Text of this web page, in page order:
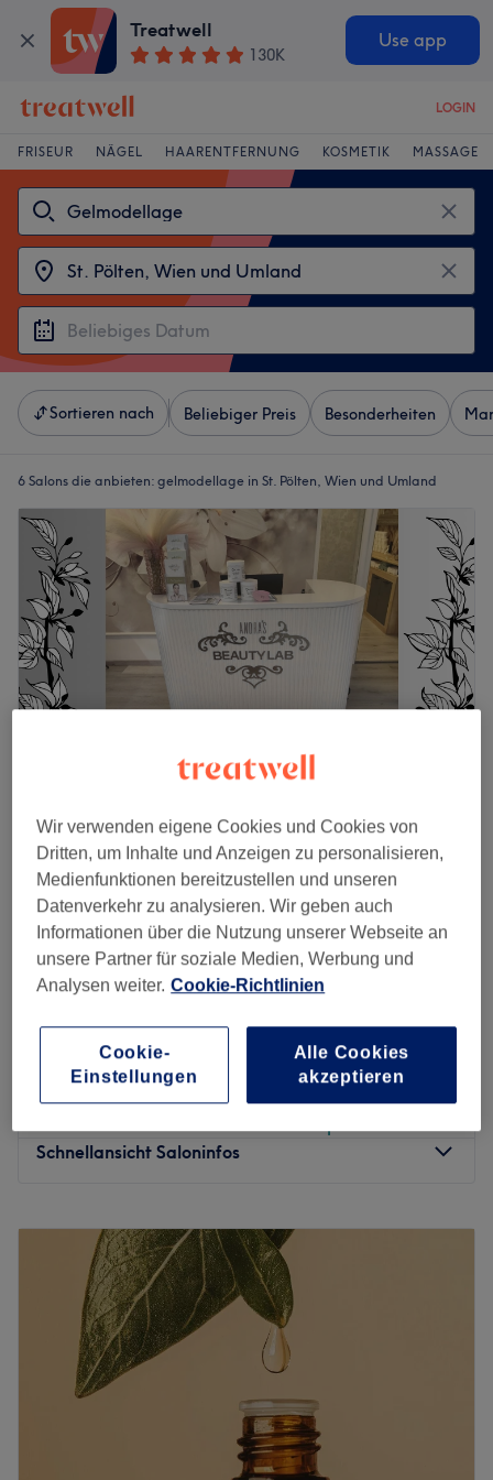
Treatwell
130K
Use app
LOGIN
FRISEUR NÄGEL HAARENTFERNUNG KOSMETIK MASSAGE
Sortieren nach Beliebiger Preis Besonderheiten
6 Salons die anbieten: gelmodellage in St. Pölten, Wien und Umland
Andra's BeautyLab
4,9
66 Bewertungen
St. Pölten, Wien und Umland
Auf Karte anzeigen
Nebenzeiten
Aufpreis Muster, French-Nails,
Baby-Boomer & Design
10 Min.
ab 4 €
Spare bis zu 20%
Maniküre mit Lack
ab 28 €
Spare bis zu 20%
Naturnagelverstärkung
Schnellansicht Saloninfos
Dienstag
Mittwoch
Donnerstag
Freitag
Samstag
Sonntag
10ner Block Achseln statt 390€ jetzt um nur 195€.
Wir verwenden eigene Cookies und Cookies von
Dritten, um Inhalte und Anzeigen zu personalisieren,
Medienfunktionen bereitzustellen und unseren
Datenverkehr zu analysieren. Wir geben auch
Informationen über die Nutzung unserer Webseite an
unsere Partner für soziale Medien, Werbung und
Analysen weiter. Cookie-Richtlinien
Alle Cookies
akzeptieren
Cookie-
Einstellungen